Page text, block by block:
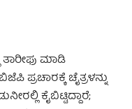
ಮಾಡಿ
ಪ್ರಚಾರಕ್ಕೆ ಚೈತ್ರಳನ್ನು
ಕೈಬಿಟ್ಟಿದ್ದಾರೆ;